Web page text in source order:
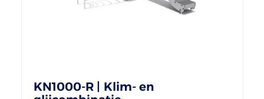
KN1000-R | Klim- en